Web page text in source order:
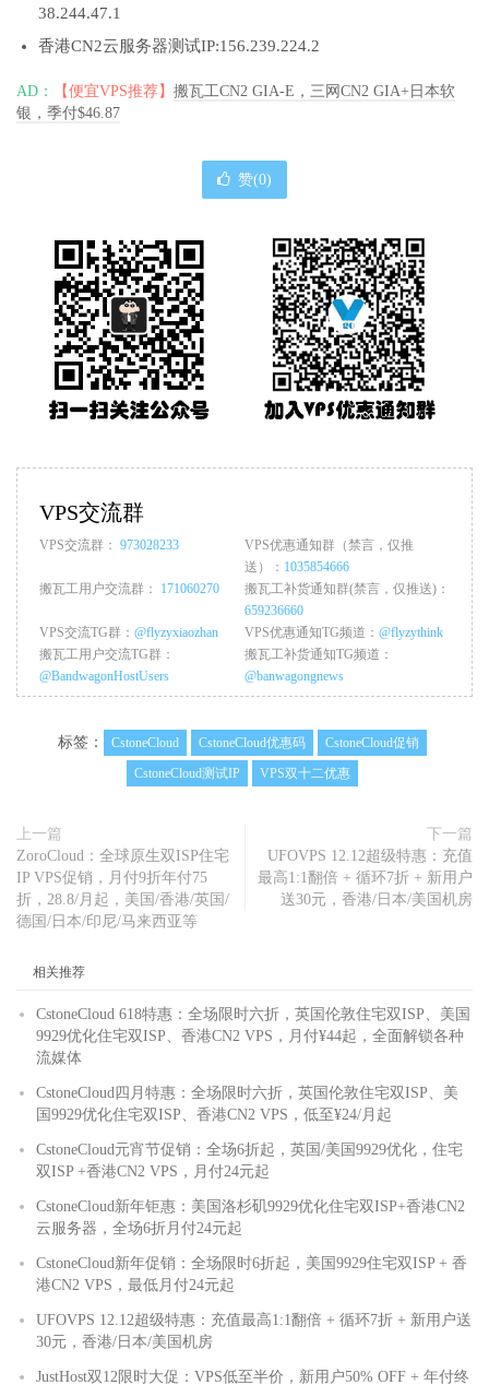
38.244.47.1
香港CN2云服务器测试IP:156.239.224.2
AD： 【便宜VPS推荐】 搬瓦工CN2 GIA-E，三网CN2 GIA+日本软
银，季付$46.87
赞(0)
VPS交流群
VPS交流群： 973028233
VPS优惠通知群（禁言，仅推
送）： 1035854666
搬瓦工用户交流群： 171060270
搬瓦工补货通知群(禁言，仅推送)：
659236660
VPS交流TG群： @flyzyxiaozhan VPS优惠通知TG频道： @flyzythink
搬瓦工用户交流TG群：
@BandwagonHostUsers
搬瓦工补货通知TG频道：
@banwagongnews
标签： CstoneCloud CstoneCloud优惠码
CstoneCloud促销
CstoneCloud测试IP
VPS双十二优惠
上一篇
ZoroCloud：全球原生双ISP住宅
IP VPS促销，月付9折年付75
折，28.8/月起，美国/香港/英国/
德国/日本/印尼/马来西亚等
下一篇
UFOVPS 12.12超级特惠：充值
最高1:1翻倍 + 循环7折 + 新用户
送30元，香港/日本/美国机房
相关推荐
CstoneCloud 618特惠：全场限时六折，英国伦敦住宅双ISP、美国
9929优化住宅双ISP、香港CN2 VPS，月付¥44起，全面解锁各种
流媒体
CstoneCloud四月特惠：全场限时六折，英国伦敦住宅双ISP、美
国9929优化住宅双ISP、香港CN2 VPS，低至¥24/月起
CstoneCloud元宵节促销：全场6折起，英国/美国9929优化，住宅
双ISP +香港CN2 VPS，月付24元起
CstoneCloud新年钜惠：美国洛杉矶9929优化住宅双ISP+香港CN2
云服务器，全场6折月付24元起
CstoneCloud新年促销：全场限时6折起，美国9929住宅双ISP + 香
港CN2 VPS，最低月付24元起
UFOVPS 12.12超级特惠：充值最高1:1翻倍 + 循环7折 + 新用户送
30元，香港/日本/美国机房
JustHost双12限时大促：VPS低至半价，新用户50% OFF + 年付终